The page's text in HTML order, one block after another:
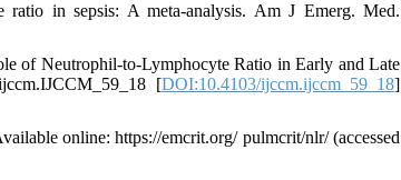
in sepsis: A meta-analysis. Am J Emerg. Med.
of Neutrophil-to-Lymphocyte Ratio in Early and Late
[DOI:10.4103/ijccm.ijccm_59_18]
online: https://emcrit.org/ pulmcrit/nlr/ (accessed